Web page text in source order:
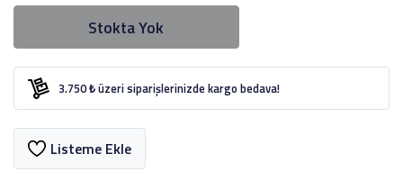
Stokta Yok
3.750 ₺ üzeri siparişlerinizde kargo bedava!
Listeme Ekle